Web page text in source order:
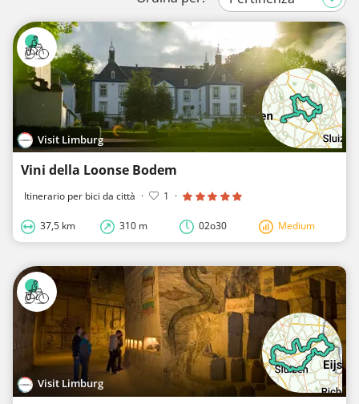
Visit Limburg
Vini della Loonse Bodem
Itinerario per bici da città · 1 ·
37,5 km 310 m 02o30 Medium
Visit Limburg